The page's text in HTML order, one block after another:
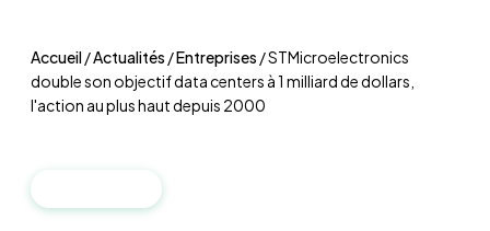
Accueil/Actualités /Entreprises /STMicroelectronics
double son objectif data centers à 1 milliard de dollars,
l'action au plus haut depuis 2000